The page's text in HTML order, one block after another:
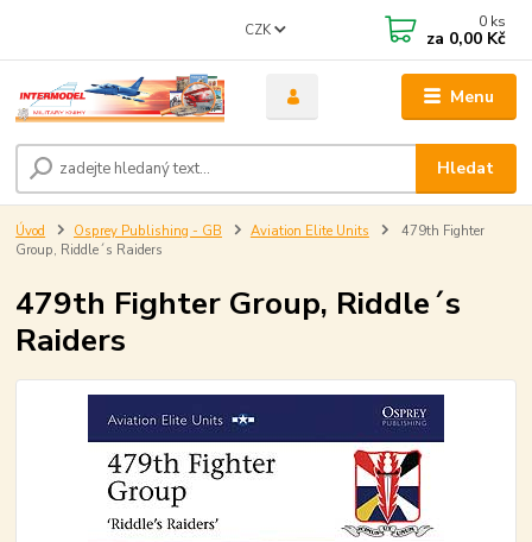
Menu
CZK
Hledat
0 ks
za 0,00 Kč
Úvod Osprey Publishing - GB Aviation Elite Units
479th Fighter
Group, Riddle´s Raiders
479th Fighter Group, Riddle´s
Raiders